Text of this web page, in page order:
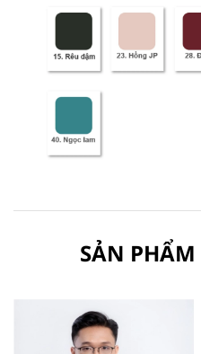
SẢN